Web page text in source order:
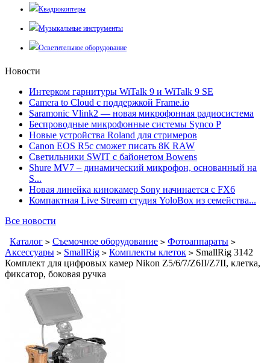
Квадрокоптеры
Музыкальные инструменты
Осветительное оборудование
Новости
Интерком гарнитуры WiTalk 9 и WiTalk 9 SE
Camera to Cloud с поддержкой Frame.io
Saramonic Vlink2 — новая микрофонная радиосистема
Беспроводные микрофонные системы Synco P
Новые устройства Roland для стримеров
Canon EOS R5c сможет писать 8К RAW
Светильники SWIT с байонетом Bowens
Shure MV7 – динамический микрофон, основанный на
S...
Новая линейка кинокамер Sony начинается с FX6
Компактная Live Stream студия YoloBox из семейства...
Все новости
Каталог > Съемочное оборудование > Фотоаппараты >
Аксессуары > SmallRig > Комплекты клеток > SmallRig 3142
Комплект для цифровых камер Nikon Z5/6/7/Z6II/Z7II, клетка,
фиксатор, боковая ручка